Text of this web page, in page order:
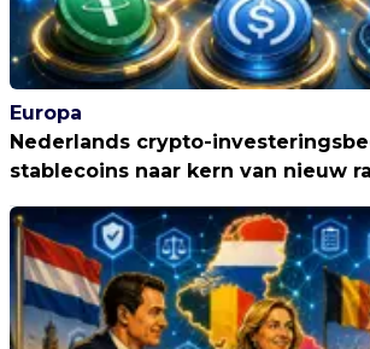
Europa
Nederlands crypto-
stablecoins naar kern van nieuw